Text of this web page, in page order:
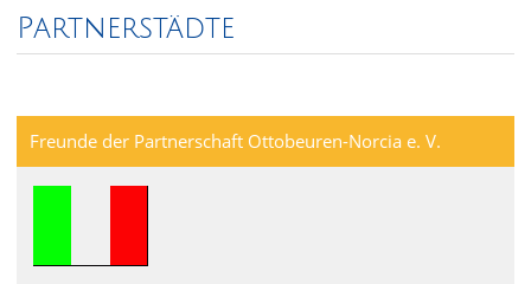
Partnerstädte
Freunde der Partnerschaft Ottobeuren-Norcia e. V.